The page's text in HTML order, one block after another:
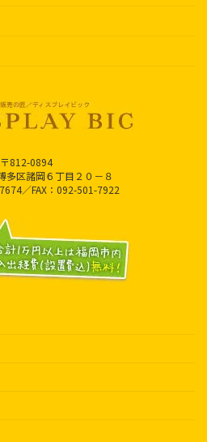
〒812-0894
多区諸岡６丁目２０－８
／FAX：092-501-7922